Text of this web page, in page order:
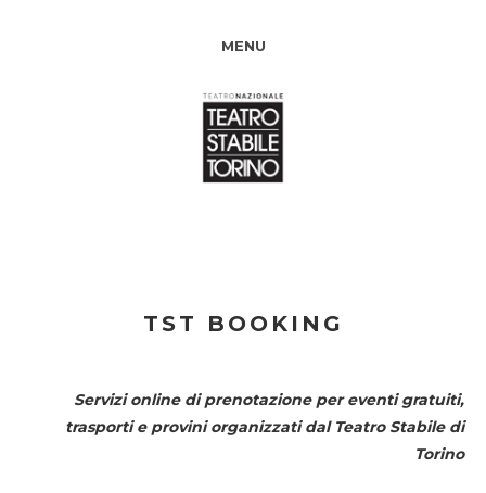
MENU
TST BOOKING
Servizi online di prenotazione per eventi gratuiti,
trasporti e provini organizzati dal Teatro Stabile di
Torino